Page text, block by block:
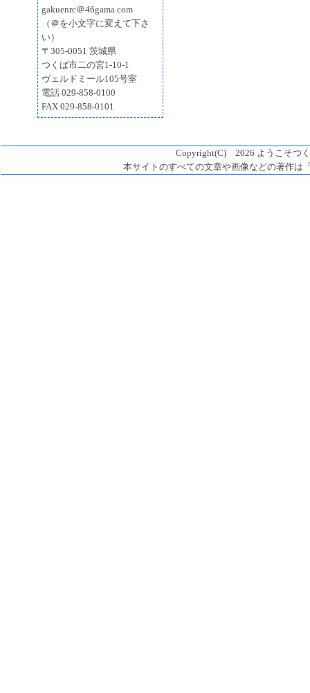
gakuenrc＠46gama.com
（＠を小文字に変えて下さ
い）
〒305-0051 茨城県
つくば市二の宮1-10-1
ヴェルドミール105号室
電話 029-858-0100
FAX 029-858-0101
Copyright(C) 2026 ようこそつ
本サイトのすべての文章や画像などの著作は